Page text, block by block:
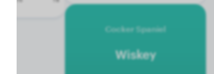
Cocker Spaniel
Wiskey